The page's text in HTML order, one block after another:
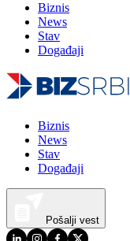
Biznis
News
Stav
Događaji
Biznis
News
Stav
Događaji
Pošalji vest